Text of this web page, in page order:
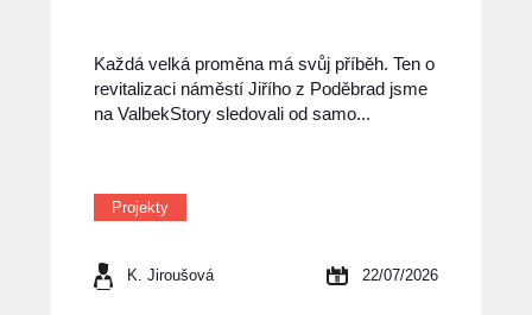
Každá velká proměna má svůj příběh. Ten o
revitalizaci náměstí Jiřího z Poděbrad jsme
na ValbekStory sledovali od samo...
Projekty
K. Jiroušová 22/07/2026